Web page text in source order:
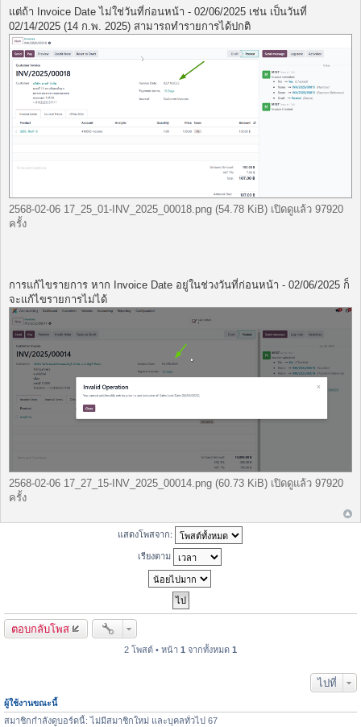
แต่ถ้า Invoice Date ไม่ใช่วันที่ก่อนหน้า - 02/06/2025 เช่น เป็นวันที่
02/14/2025 (14 ก.พ. 2025) สามารถทำรายการได้ปกติ
2568-02-06 17_25_01-INV_2025_00018.png (54.78 KiB) เปิดดูแล้ว 97920
ครั้ง
การแก้ไขรายการ หาก Invoice Date อยู่ในช่วงวันที่ก่อนหน้า - 02/06/2025 ก็
จะแก้ไขรายการไม่ได้
2568-02-06 17_27_15-INV_2025_00014.png (60.73 KiB) เปิดดูแล้ว 97920
ครั้ง
แสดงโพสจาก:
เรียงตาม
ตอบกลับโพส
2 โพสต์ • หน้า 1 จากทั้งหมด 1
ไปที่
ผู้ใช้งานขณะนี้
สมาชิกกำลังดูบอร์ดนี้: ไม่มีสมาชิกใหม่ และบุคลทั่วไป 67